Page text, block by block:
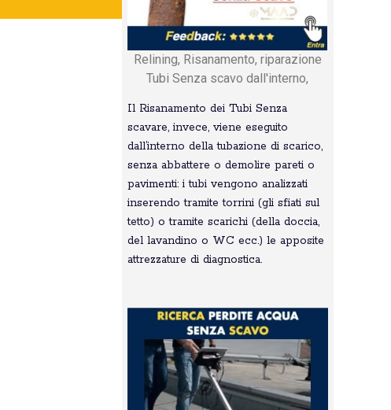
Relining, Risanamento, riparazione
Tubi Senza scavo dall'interno,
Il Risanamento dei Tubi Senza
scavare, invece, viene eseguito
dall’interno della tubazione di scarico,
senza abbattere o demolire pareti o
pavimenti: i tubi vengono analizzati
inserendo tramite torrini (gli sfiati sul
tetto) o tramite scarichi (della doccia,
del lavandino o WC ecc.) le apposite
attrezzature di diagnostica.